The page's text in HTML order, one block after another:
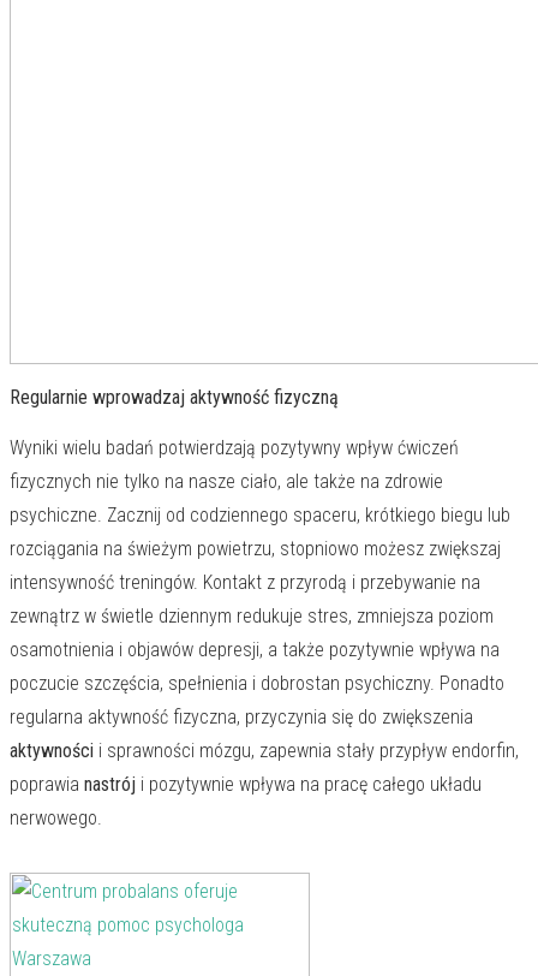
Regularnie wprowadzaj aktywność fizyczną
Wyniki wielu badań potwierdzają pozytywny wpływ ćwiczeń
fizycznych nie tylko na nasze ciało, ale także na zdrowie
psychiczne. Zacznij od codziennego spaceru, krótkiego biegu lub
rozciągania na świeżym powietrzu, stopniowo możesz zwiększaj
intensywność treningów. Kontakt z przyrodą i przebywanie na
zewnątrz w świetle dziennym redukuje stres, zmniejsza poziom
osamotnienia i objawów depresji, a także pozytywnie wpływa na
poczucie szczęścia, spełnienia i dobrostan psychiczny. Ponadto
regularna aktywność fizyczna, przyczynia się do zwiększenia
aktywności i sprawności mózgu, zapewnia stały przypływ endorfin,
poprawia nastrój i pozytywnie wpływa na pracę całego układu
nerwowego.